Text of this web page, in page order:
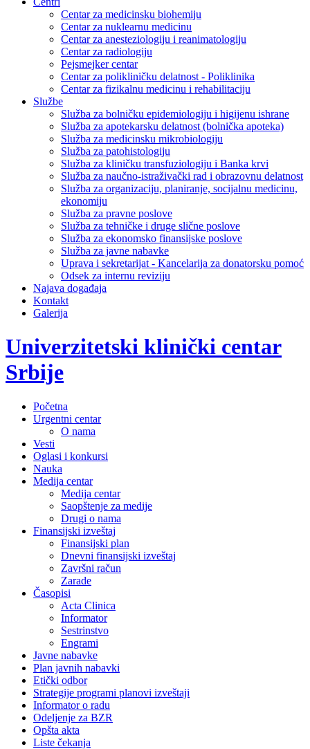
Centar za medicinsku biohemiju
Centar za nuklearnu medicinu
Centar za anesteziologiju i reanimatologiju
Centar za radiologiju
Pejsmejker centar
Centar za polikliničku delatnost - Poliklinika
Centar za fizikalnu medicinu i rehabilitaciju
Službe
Služba za bolničku epidemiologiju i higijenu ishrane
Služba za apotekarsku delatnost (bolnička apoteka)
Služba za medicinsku mikrobiologiju
Služba za patohistologiju
Služba za kliničku transfuziologiju i Banka krvi
Služba za naučno-istraživački rad i obrazovnu delatnost
Služba za organizaciju, planiranje, socijalnu medicinu,
ekonomiju
Služba za pravne poslove
Služba za tehničke i druge slične poslove
Služba za ekonomsko finansijske poslove
Služba za javne nabavke
Uprava i sekretarijat - Kancelarija za donatorsku pomoć
Odsek za internu reviziju
Najava događaja
Kontakt
Galerija
Univerzitetski klinički centar
Srbije
Početna
Urgentni centar
O nama
Vesti
Oglasi i konkursi
Nauka
Medija centar
Medija centar
Saopštenje za medije
Drugi o nama
Finansijski izveštaj
Finansijski plan
Dnevni finansijski izveštaj
Završni račun
Zarade
Časopisi
Acta Clinica
Informator
Sestrinstvo
Engrami
Javne nabavke
Plan javnih nabavki
Etički odbor
Strategije programi planovi izveštaji
Informator o radu
Odeljenje za BZR
Opšta akta
Liste čekanja